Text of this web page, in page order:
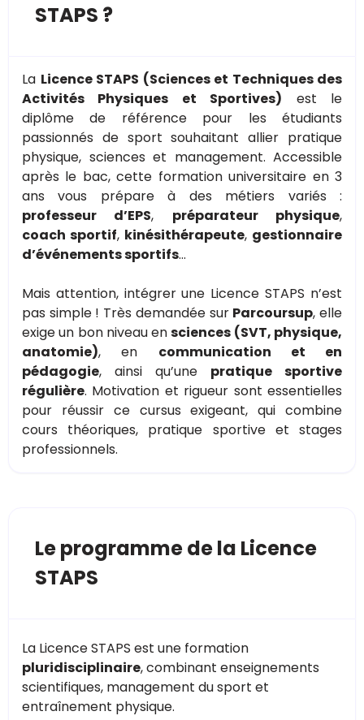
STAPS ?
La Licence STAPS (Sciences et Techniques des
Activités Physiques et Sportives) est le
diplôme de référence pour les étudiants
passionnés de sport souhaitant allier pratique
physique, sciences et management. Accessible
après le bac, cette formation universitaire en 3
ans vous prépare à des métiers variés :
professeur d’EPS, préparateur physique,
coach sportif, kinésithérapeute, gestionnaire
d’événements sportifs…
Mais attention, intégrer une Licence STAPS n’est
pas simple ! Très demandée sur Parcoursup, elle
exige un bon niveau ensciences (SVT, physique,
anatomie), en communication et en
pédagogie, ainsi qu’une pratique sportive
régulière. Motivation et rigueur sont essentielles
pour réussir ce cursus exigeant, qui combine
cours théoriques, pratique sportive et stages
professionnels.
Le programme de la Licence
STAPS
La Licence STAPS est une formation
pluridisciplinaire, combinant enseignements
scientifiques, management du sport et
entraînement physique.